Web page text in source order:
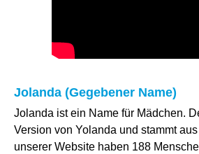
Jolanda (Gegebener Name)
Jolanda ist ein Name für Mädchen.
Version von Yolanda und stammt
unserer Website haben 188